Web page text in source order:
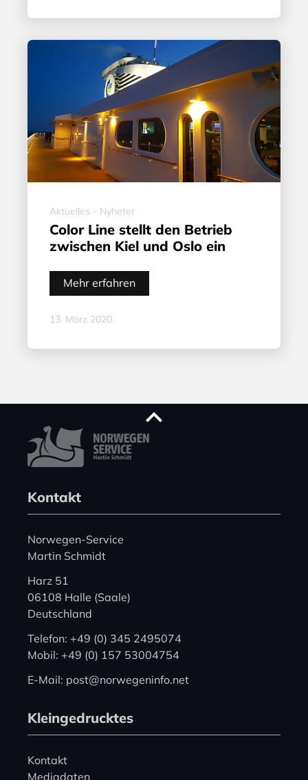
Aktuelles - Nyheter
Color Line stellt den Betrieb
zwischen Kiel und Oslo ein
Mehr erfahren
13. März 2020
Kontakt
Norwegen-Service
Martin Schmidt
Harz 51
06108 Halle (Saale)
Deutschland
Telefon: +49 (0) 345 2495074
Mobil: +49 (0) 157 53004754
E-Mail: post@norwegeninfo.net
Kleingedrucktes
Kontakt
Mediadaten